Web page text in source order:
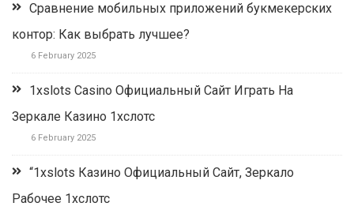
Сравнение мобильных приложений букмекерских
контор: Как выбрать лучшее?
6 February 2025
1xslots Casino Официальный Сайт Играть На
Зеркале Казино 1хслотс
6 February 2025
“1xslots Казино Официальный Сайт, Зеркало
Рабочее 1хслотс